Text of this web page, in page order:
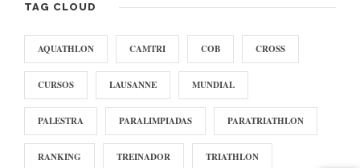
TAG CLOUD
AQUATHLON CAMTRI COB CROSS
CURSOS LAUSANNE MUNDIAL
PALESTRA PARALIMPIADAS PARATRIATHLON
RANKING TREINADOR TRIATHLON